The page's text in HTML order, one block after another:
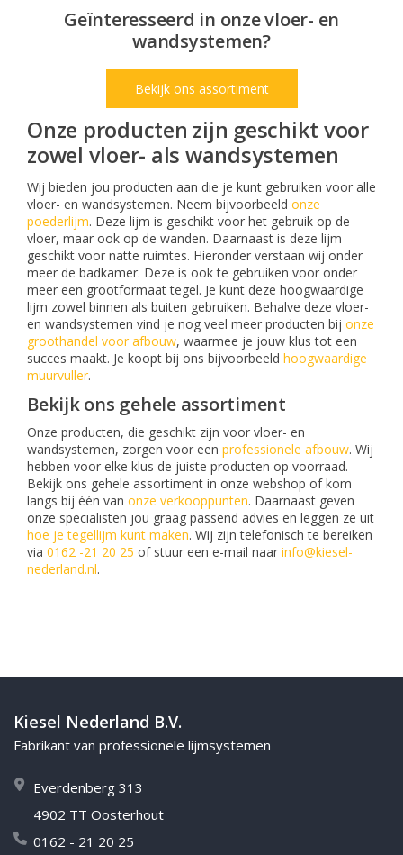
Geïnteresseerd in onze vloer- en
wandsystemen?
Bekijk ons assortiment
Onze producten zijn geschikt voor
zowel vloer- als wandsystemen
Wij bieden jou producten aan die je kunt gebruiken voor alle
vloer- en wandsystemen. Neem bijvoorbeeld onze
poederlijm. Deze lijm is geschikt voor het gebruik op de
vloer, maar ook op de wanden. Daarnaast is deze lijm
geschikt voor natte ruimtes. Hieronder verstaan wij onder
meer de badkamer. Deze is ook te gebruiken voor onder
meer een grootformaat tegel. Je kunt deze hoogwaardige
lijm zowel binnen als buiten gebruiken. Behalve deze vloer-
en wandsystemen vind je nog veel meer producten bij onze
groothandel voor afbouw, waarmee je jouw klus tot een
succes maakt. Je koopt bij ons bijvoorbeeld hoogwaardige
muurvuller.
Bekijk ons gehele assortiment
Onze producten, die geschikt zijn voor vloer- en
wandsystemen, zorgen voor een professionele afbouw. Wij
hebben voor elke klus de juiste producten op voorraad.
Bekijk ons gehele assortiment in onze webshop of kom
langs bij één van onze verkooppunten. Daarnaast geven
onze specialisten jou graag passend advies en leggen ze uit
hoe je tegellijm kunt maken. Wij zijn telefonisch te bereiken
via 0162 -21 20 25 of stuur een e-mail naar info@kiesel-
nederland.nl.
Kiesel Nederland B.V.
Fabrikant van professionele lijmsystemen
Everdenberg 313
4902 TT Oosterhout
0162 - 21 20 25